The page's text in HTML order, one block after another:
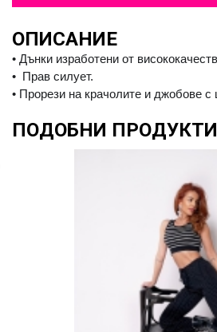
ОПИСАНИЕ
• Дънки изработени от
• Прав силует.
• Прорези на крачолите и джобове
ПОДОБНИ ПРОДУКТИ